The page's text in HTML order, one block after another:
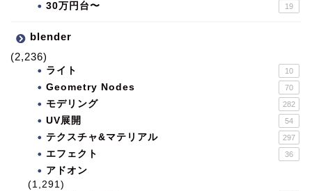
30万円台〜 19
blender
(2,236)
ライト 10
Geometry Nodes 70
モデリング 282
UV展開 54
テクスチャ&マテリアル 297
エフェクト 36
アドオン
(1,291)